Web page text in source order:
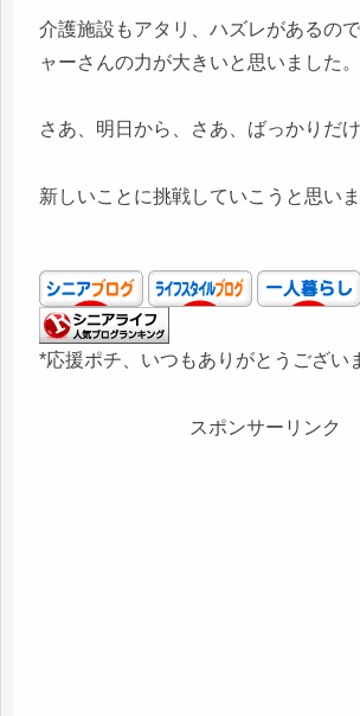
介護施設もアタリ、ハズレがあるの
ャーさんの力が大きいと思いました。
さあ、明日から、さあ、ばっかりだけ
新しいことに挑戦していこうと思いま
*応援ポチ、いつもありがとうござい
スポンサーリンク